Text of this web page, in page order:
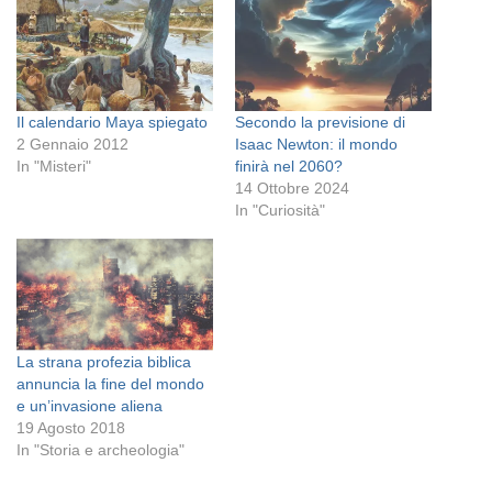
Il calendario Maya spiegato
2 Gennaio 2012
In "Misteri"
Secondo la previsione di
Isaac Newton: il mondo
finirà nel 2060?
14 Ottobre 2024
In "Curiosità"
La strana profezia biblica
annuncia la fine del mondo
e un’invasione aliena
19 Agosto 2018
In "Storia e archeologia"